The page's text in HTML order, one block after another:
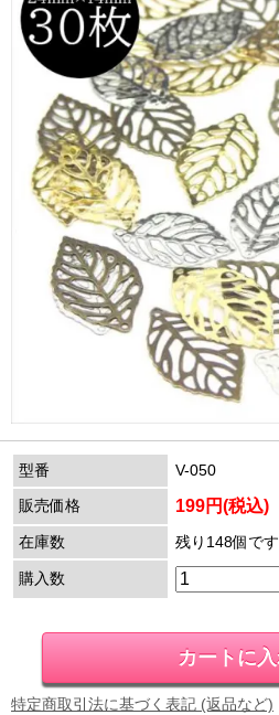
型番
V-050
販売価格
199円(税込)
在庫数 残り148個です
購入数
特定商取引法に基づく表記 (返品など)